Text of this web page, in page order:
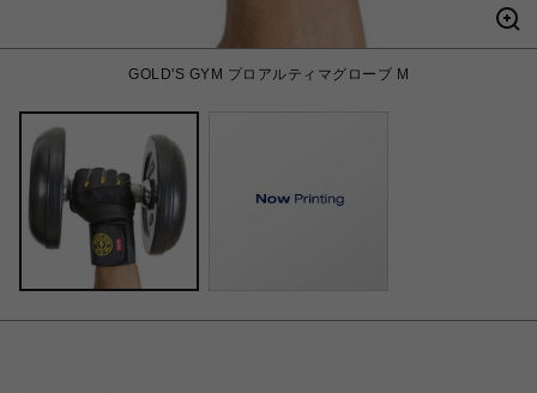
GOLD'S GYM プロアルティマグローブ M